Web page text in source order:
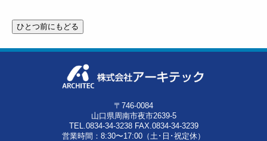
〒746-0084
山口県周南市夜市2639-5
TEL.0834-34-3238 FAX.0834-34-3239
営業時間：8:30〜17:00（土･日･祝定休）